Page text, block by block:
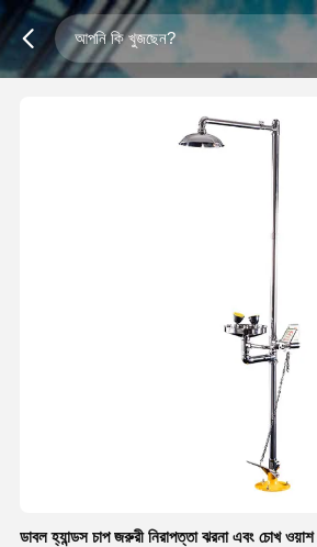
ডাবল হ্যান্ডস চাপ জরুরী নিরাপত্তা ঝরনা এবং চোখ